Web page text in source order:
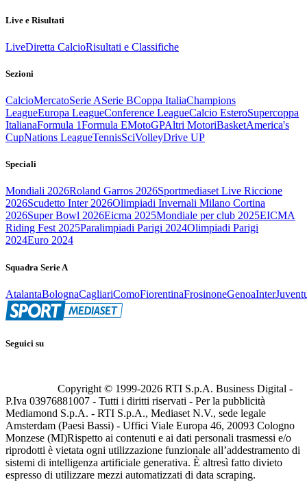
Live e Risultati
LiveDiretta CalcioRisultati e Classifiche
Sezioni
CalcioMercatoSerie ASerie BCoppa ItaliaChampions
LeagueEuropa LeagueConference LeagueCalcio EsteroSupercoppa
ItalianaFormula 1Formula EMotoGPAltri MotoriBasketAmerica's
CupNations LeagueTennisSciVolleyDrive UP
Speciali
Mondiali 2026Roland Garros 2026Sportmediaset Live Riccione
2026Scudetto Inter 2026Olimpiadi Invernali Milano Cortina
2026Super Bowl 2026Eicma 2025Mondiale per club 2025EICMA
Riding Fest 2025Paralimpiadi Parigi 2024Olimpiadi Parigi
2024Euro 2024
Squadra Serie A
AtalantaBolognaCagliariComoFiorentinaFrosinoneGenoaInter
Seguici su
Copyright © 1999-2026 RTI S.p.A. Business Digital -
P.Iva 03976881007 - Tutti i diritti riservati - Per la pubblicità
Mediamond S.p.A. - RTI S.p.A., Mediaset N.V., sede legale
Amsterdam (Paesi Bassi) - Uffici Viale Europa 46, 20093 Cologno
Monzese (MI)Rispetto ai contenuti e ai dati personali trasmessi e/o
riprodotti è vietata ogni utilizzazione funzionale all’addestramento di
sistemi di intelligenza artificiale generativa. È altresì fatto divieto
espresso di utilizzare mezzi automatizzati di data scraping.